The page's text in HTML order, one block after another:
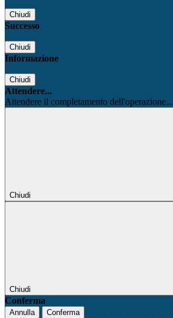
Chiudi
Successo
Chiudi
Informazione
Chiudi
Attendere...
Attendere il completamento dell'operazione...
Chiudi
Chiudi
Conferma
Annulla Conferma